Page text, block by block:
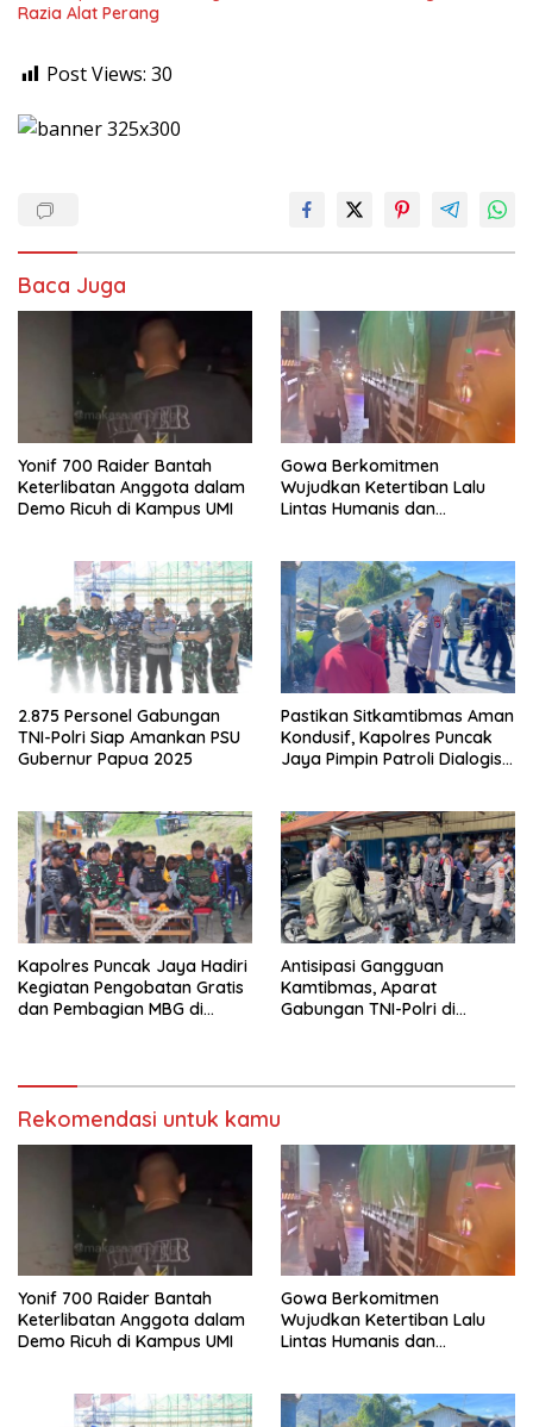
Razia Alat Perang
Post Views: 30
Baca Juga
Yonif 700 Raider Bantah
Keterlibatan Anggota dalam
Demo Ricuh di Kampus UMI
Gowa Berkomitmen
Wujudkan Ketertiban Lalu
Lintas Humanis dan
2.875 Personel Gabungan
TNI-Polri Siap Amankan PSU
Gubernur Papua 2025
Pastikan Sitkamtibmas Aman
Kondusif, Kapolres Puncak
Jaya Pimpin Patroli Dialogis
Kapolres Puncak Jaya Hadiri
Kegiatan Pengobatan Gratis
dan Pembagian MBG di
Antisipasi Gangguan
Kamtibmas, Aparat
Gabungan TNI-Polri di
Rekomendasi untuk kamu
Yonif 700 Raider Bantah
Keterlibatan Anggota dalam
Demo Ricuh di Kampus UMI
Gowa Berkomitmen
Wujudkan Ketertiban Lalu
Lintas Humanis dan